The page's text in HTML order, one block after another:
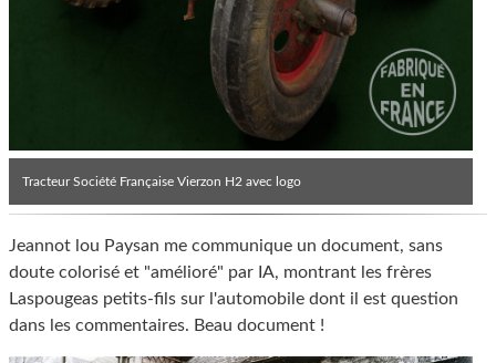
Tracteur Société Française Vierzon H2 avec logo
Jeannot lou Paysan me communique un document, sans
doute colorisé et "amélioré" par IA, montrant les frères
Laspougeas petits-fils sur l'automobile dont il est question
dans les commentaires. Beau document !